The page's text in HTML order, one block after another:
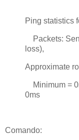
Ping statistics
Packets:
loss),
Approximate
Minimum =
0ms
Comando: